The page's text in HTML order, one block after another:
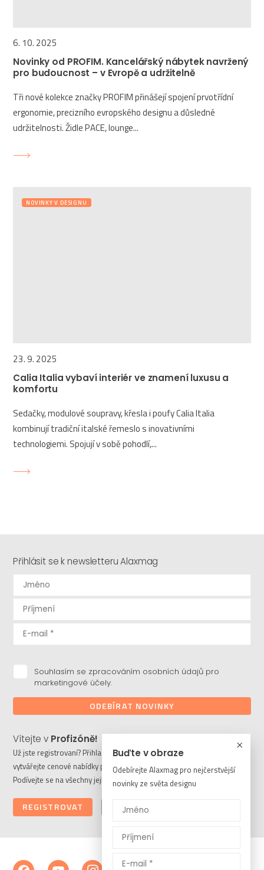
6. 10. 2025
Novinky od PROFIM. Kancelářský nábytek navržený
pro budoucnost – v Evropě a udržitelně
Tři nové kolekce značky PROFIM přinášejí spojení prvotřídní
ergonomie, precizního evropského designu a důsledné
udržitelnosti. Židle PACE, lounge...
NOVINKY V DESIGNU
23. 9. 2025
Calia Italia vybaví interiér ve znamení luxusu a
komfortu
Sedačky, modulové soupravy, křesla i poufy Calia Italia
kombinují tradiční italské řemeslo s inovativními
technologiemi. Spojují v sobě pohodlí,...
Buďte v obraze
Odebírejte Alaxmag pro nejčerstvější
novinky ze světa designu
Přihlásit se k newsletteru Alaxmag
Souhlasím se zpracováním osobních údajů pro
marketingové účely.
ODEBÍRAT NOVINKY
Vítejte v Profizóně!
Už jste registrovaní? Přihlaste se a stahujte potřebné soubory či
vytvářejte cenové nabídky pro vaše klienty. Ještě nejste členem?
Podívejte se na všechny její výhody a registrujte se ještě dnes.
REGISTROVAT PŘIHLÁSIT